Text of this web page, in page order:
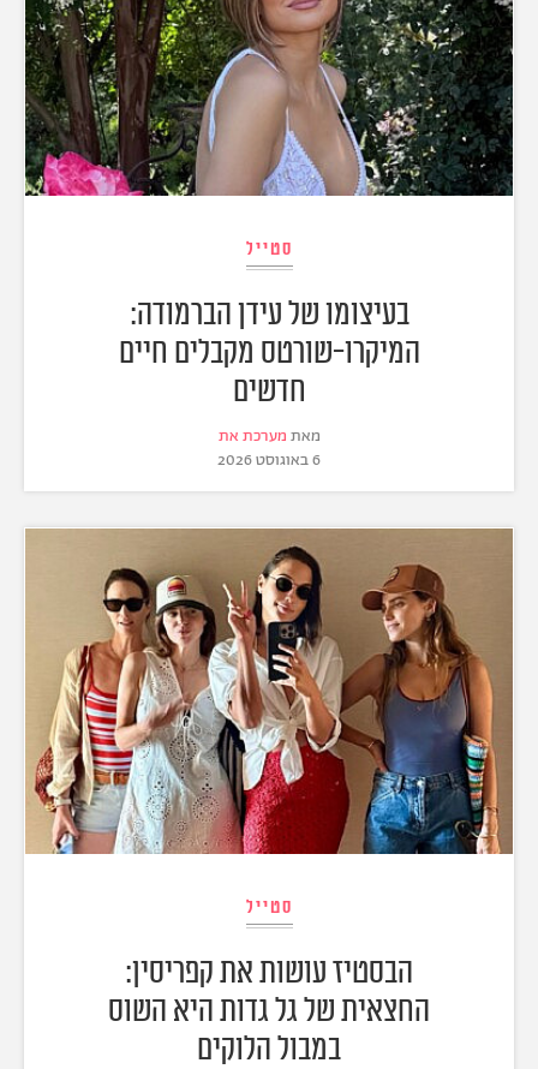
סטייל
בעיצומו של עידן הברמודה:
המיקרו-שורטס מקבלים חיים
חדשים
מאת מערכת את
6 באוגוסט 2026
סטייל
הבסטיז עושות את קפריסין:
החצאית של גל גדות היא השוס
במבול הלוקים